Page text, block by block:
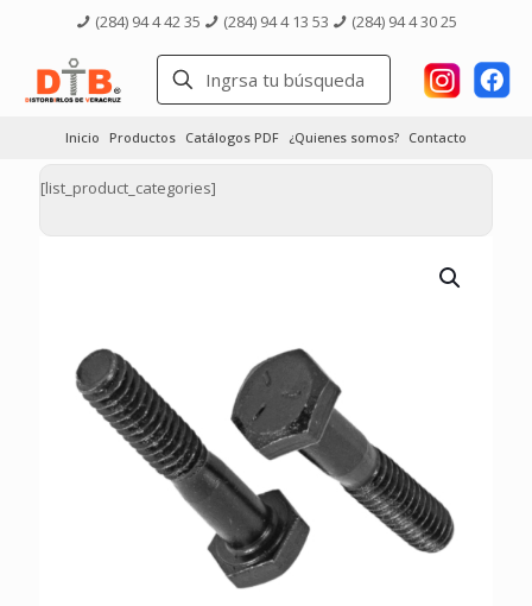
(284) 94 4 42 35 (284) 94 4 13 53 (284) 94 4 30 25
Inicio Productos Catálogos PDF ¿Quienes somos? Contacto
[list_product_categories]